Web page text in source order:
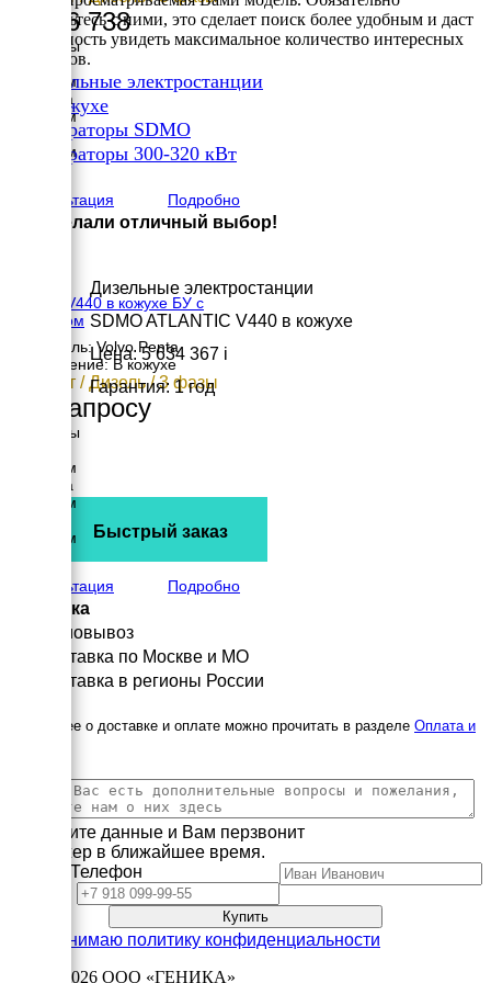
4 776 738
Размеры
3160 мм
Ширина
1340 мм
1805 мм
Консультация
Подробно
SDMO V440 в кожухе БУ с
пробегом
Двигатель: Volvo Penta
Исполнение: В кожухе
320 кВт / Дизель / 3 фазы
По запросу
Размеры
4475 мм
Ширина
1410 мм
2430 мм
Консультация
Подробно
ознакомьтесь с ними, это сделает поиск более удобным и даст
возможность увидеть максимальное количество интересных
вариантов.
Дизельные электростанции
В кожухе
Генераторы SDMO
Генераторы 300-320 кВт
Вы сделали отличный выбор!
Дизельные электростанции
SDMO ATLANTIC V440 в кожухе
Цена: 5 634 367 i
Гарантия: 1 год
Быстрый заказ
Доставка
Самовывоз
Доставка по Москве и МО
Доставка в регионы России
Подробнее о доставке и оплате можно прочитать в разделе Оплата и
Заполните данные и Вам перзвонит
менеджер в ближайшее время.
Телефон
Принимаю политику конфиденциальности
2003—2026 ООО «ГЕНИКА»